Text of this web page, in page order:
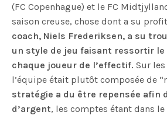
(FC Copenhague) et le FC
saison creuse, chose dont a su
coach, Niels Frederiksen, a su
un style de jeu faisant ressortir le
chaque joueur de l’effectif. Sur les
l’équipe était plutôt composée de
stratégie a du être repensée afin
d’argent, les comptes étant dans le